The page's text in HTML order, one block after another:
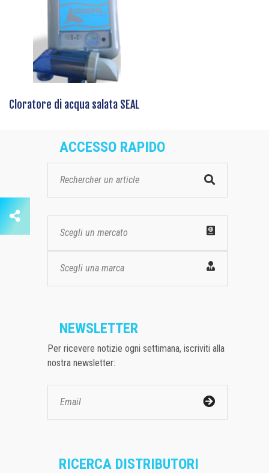
Cloratore di acqua salata SEAL
ACCESSO RAPIDO
Scegli un mercato
Scegli una marca
NEWSLETTER
Per ricevere notizie ogni settimana, iscriviti alla
nostra newsletter:
RICERCA DISTRIBUTORI